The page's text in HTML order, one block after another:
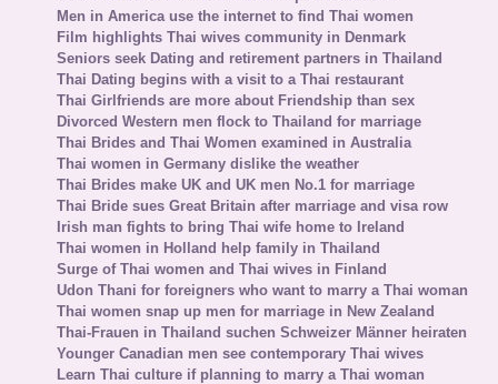
Men in America use the internet to find Thai women
Film highlights Thai wives community in Denmark
Seniors seek Dating and retirement partners in Thailand
Thai Dating begins with a visit to a Thai restaurant
Thai Girlfriends are more about Friendship than sex
Divorced Western men flock to Thailand for marriage
Thai Brides and Thai Women examined in Australia
Thai women in Germany dislike the weather
Thai Brides make UK and UK men No.1 for marriage
Thai Bride sues Great Britain after marriage and visa row
Irish man fights to bring Thai wife home to Ireland
Thai women in Holland help family in Thailand
Surge of Thai women and Thai wives in Finland
Udon Thani for foreigners who want to marry a Thai woman
Thai women snap up men for marriage in New Zealand
Thai-Frauen in Thailand suchen Schweizer Männer heiraten
Younger Canadian men see contemporary Thai wives
Learn Thai culture if planning to marry a Thai woman